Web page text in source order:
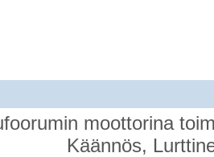
moottorina
Käännös,